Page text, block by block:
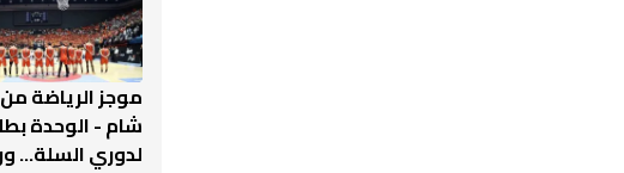
موجز الرياضة
شام - الوحدة
لدوري السلة...